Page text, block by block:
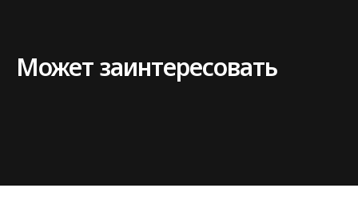
Может заинтересовать